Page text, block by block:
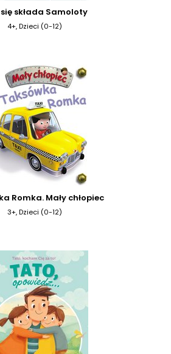
składa Samoloty
4+, Dzieci (0-12)
Romka. Mały chłopiec
3+, Dzieci (0-12)